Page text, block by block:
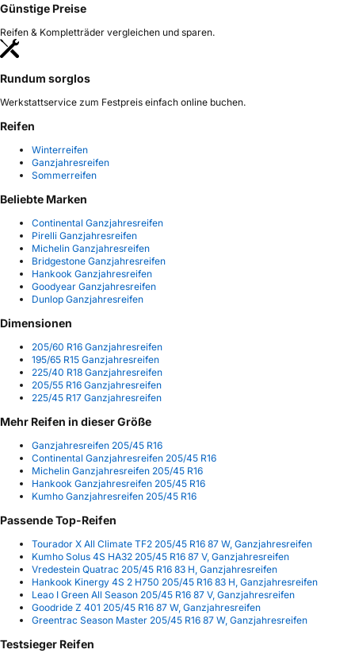
Günstige Preise
Reifen & Kompletträder vergleichen und sparen.
Rundum sorglos
Werkstattservice zum Festpreis einfach online buchen.
Reifen
Winterreifen
Ganzjahresreifen
Sommerreifen
Beliebte Marken
Continental Ganzjahresreifen
Pirelli Ganzjahresreifen
Michelin Ganzjahresreifen
Bridgestone Ganzjahresreifen
Hankook Ganzjahresreifen
Goodyear Ganzjahresreifen
Dunlop Ganzjahresreifen
Dimensionen
205/60 R16 Ganzjahresreifen
195/65 R15 Ganzjahresreifen
225/40 R18 Ganzjahresreifen
205/55 R16 Ganzjahresreifen
225/45 R17 Ganzjahresreifen
Mehr Reifen in dieser Größe
Ganzjahresreifen 205/45 R16
Continental Ganzjahresreifen 205/45 R16
Michelin Ganzjahresreifen 205/45 R16
Hankook Ganzjahresreifen 205/45 R16
Kumho Ganzjahresreifen 205/45 R16
Passende Top-Reifen
Tourador X All Climate TF2 205/45 R16 87 W, Ganzjahresreifen
Kumho Solus 4S HA32 205/45 R16 87 V, Ganzjahresreifen
Vredestein Quatrac 205/45 R16 83 H, Ganzjahresreifen
Hankook Kinergy 4S 2 H750 205/45 R16 83 H, Ganzjahresreifen
Leao I Green All Season 205/45 R16 87 V, Ganzjahresreifen
Goodride Z 401 205/45 R16 87 W, Ganzjahresreifen
Greentrac Season Master 205/45 R16 87 W, Ganzjahresreifen
Testsieger Reifen